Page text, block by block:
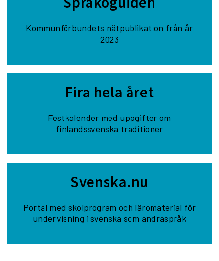
Kommunförbundets nätpublikation från år
2023
Fira hela året
Festkalender med uppgifter om
finlandssvenska traditioner
Svenska.nu
Portal med skolprogram och läromaterial för
undervisning i svenska som andraspråk